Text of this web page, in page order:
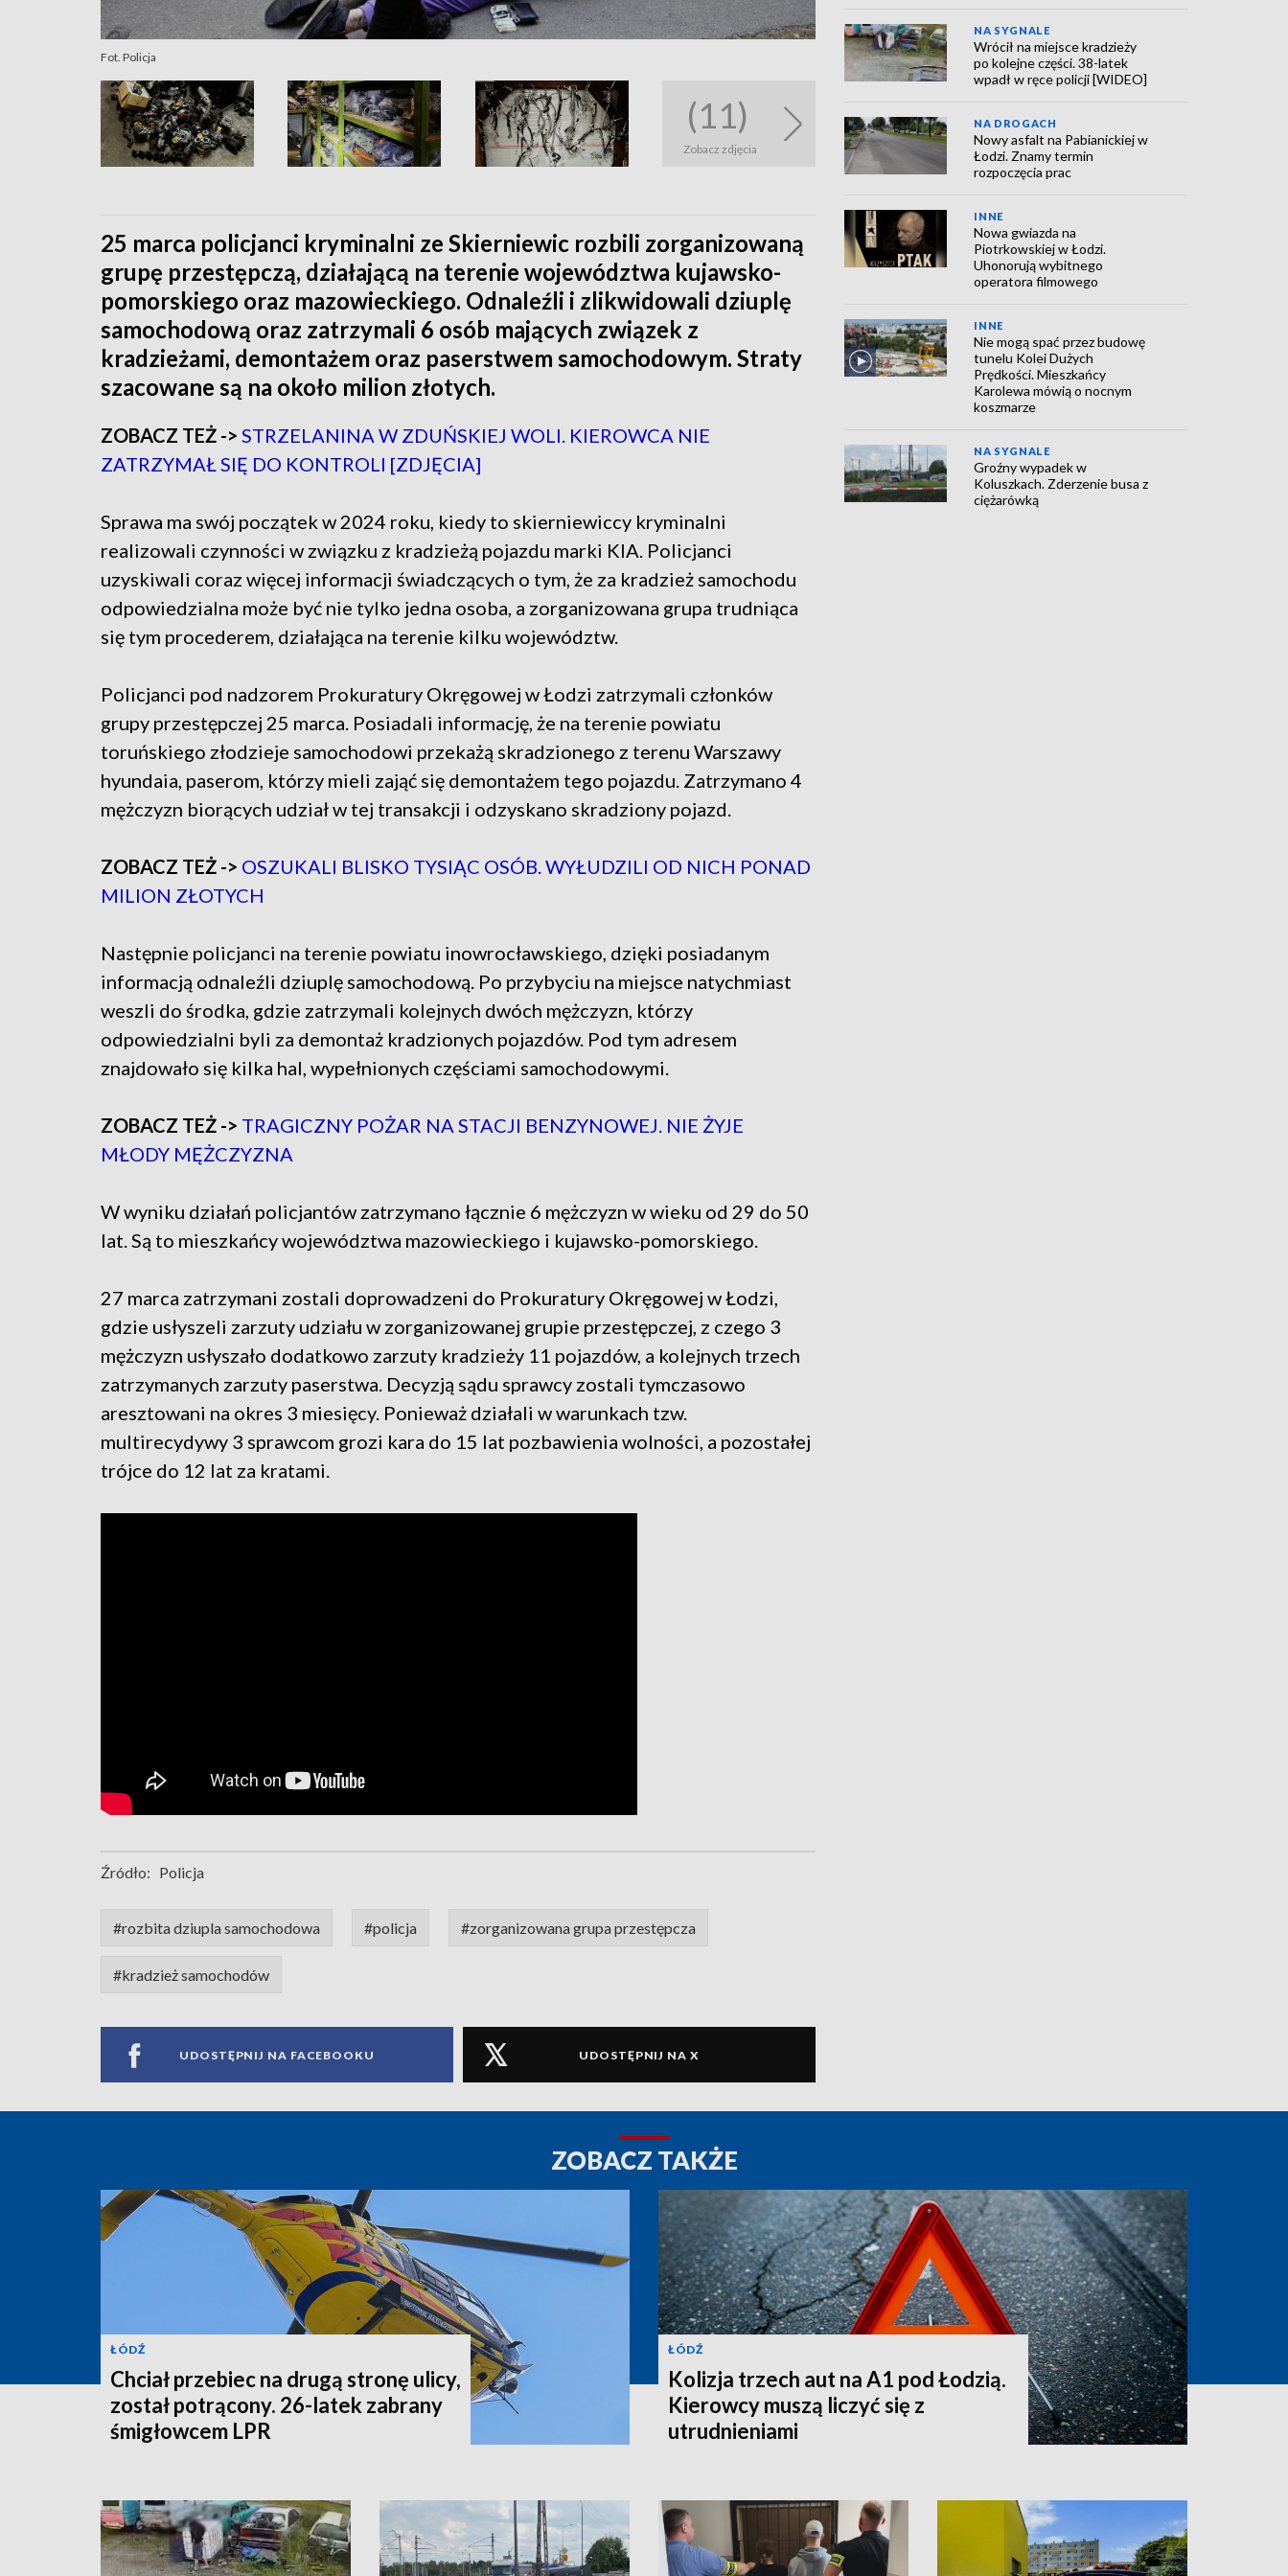
Fot. Policja
(11)
Zobacz zdjęcia
25 marca policjanci kryminalni ze Skierniewic rozbili zorganizowaną
grupę przestępczą, działającą na terenie województwa kujawsko-
pomorskiego oraz mazowieckiego. Odnaleźli i zlikwidowali dziuplę
samochodową oraz zatrzymali 6 osób mających związek z
kradzieżami, demontażem oraz paserstwem samochodowym. Straty
szacowane są na około milion złotych.
ZOBACZ TEŻ -> STRZELANINA W ZDUŃSKIEJ WOLI. KIEROWCA NIE
ZATRZYMAŁ SIĘ DO KONTROLI [ZDJĘCIA]
Sprawa ma swój początek w 2024 roku, kiedy to skierniewiccy kryminalni
realizowali czynności w związku z kradzieżą pojazdu marki KIA. Policjanci
uzyskiwali coraz więcej informacji świadczących o tym, że za kradzież samochodu
odpowiedzialna może być nie tylko jedna osoba, a zorganizowana grupa trudniąca
się tym procederem, działająca na terenie kilku województw.
Policjanci pod nadzorem Prokuratury Okręgowej w Łodzi zatrzymali członków
grupy przestępczej 25 marca. Posiadali informację, że na terenie powiatu
toruńskiego złodzieje samochodowi przekażą skradzionego z terenu Warszawy
hyundaia, paserom, którzy mieli zająć się demontażem tego pojazdu. Zatrzymano 4
mężczyzn biorących udział w tej transakcji i odzyskano skradziony pojazd.
ZOBACZ TEŻ -> OSZUKALI BLISKO TYSIĄC OSÓB. WYŁUDZILI OD NICH PONAD
MILION ZŁOTYCH
Następnie policjanci na terenie powiatu inowrocławskiego, dzięki posiadanym
informacją odnaleźli dziuplę samochodową. Po przybyciu na miejsce natychmiast
weszli do środka, gdzie zatrzymali kolejnych dwóch mężczyzn, którzy
odpowiedzialni byli za demontaż kradzionych pojazdów. Pod tym adresem
znajdowało się kilka hal, wypełnionych częściami samochodowymi.
ZOBACZ TEŻ -> TRAGICZNY POŻAR NA STACJI BENZYNOWEJ. NIE ŻYJE
MŁODY MĘŻCZYZNA
W wyniku działań policjantów zatrzymano łącznie 6 mężczyzn w wieku od 29 do 50
lat. Są to mieszkańcy województwa mazowieckiego i kujawsko-pomorskiego.
27 marca zatrzymani zostali doprowadzeni do Prokuratury Okręgowej w Łodzi,
gdzie usłyszeli zarzuty udziału w zorganizowanej grupie przestępczej, z czego 3
mężczyzn usłyszało dodatkowo zarzuty kradzieży 11 pojazdów, a kolejnych trzech
zatrzymanych zarzuty paserstwa. Decyzją sądu sprawcy zostali tymczasowo
aresztowani na okres 3 miesięcy. Ponieważ działali w warunkach tzw.
multirecydywy 3 sprawcom grozi kara do 15 lat pozbawienia wolności, a pozostałej
trójce do 12 lat za kratami.
Źródło: Policja
#rozbita dziupla samochodowa #policja #zorganizowana grupa przestępcza
#kradzież samochodów
UDOSTĘPNIJ NA FACEBOOKU UDOSTĘPNIJ NA X
NA SYGNALE
Wrócił na miejsce kradzieży
po kolejne części. 38-latek
wpadł w ręce policji [WIDEO]
NA DROGACH
Nowy asfalt na Pabianickiej w
Łodzi. Znamy termin
rozpoczęcia prac
INNE
Nowa gwiazda na
Piotrkowskiej w Łodzi.
Uhonorują wybitnego
operatora filmowego
INNE
Nie mogą spać przez budowę
tunelu Kolei Dużych
Prędkości. Mieszkańcy
Karolewa mówią o nocnym
koszmarze
NA SYGNALE
Groźny wypadek w
Koluszkach. Zderzenie busa z
ciężarówką
ZOBACZ TAKŻE
ŁÓDŹ
Chciał przebiec na drugą stronę ulicy,
został potrącony. 26-latek zabrany
śmigłowcem LPR
ŁÓDŹ
Kolizja trzech aut na A1 pod Łodzią.
Kierowcy muszą liczyć się z
utrudnieniami